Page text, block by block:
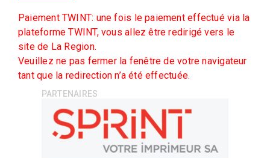
Paiement TWINT: une fois le paiement effectué via la
plateforme TWINT, vous allez être redirigé vers le
site de La Region.
Veuillez ne pas fermer la fenêtre de votre navigateur
tant que la redirection n’a été effectuée.
PARTENAIRES